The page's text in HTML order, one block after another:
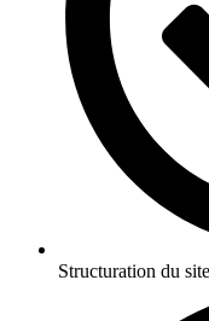
Structuration du